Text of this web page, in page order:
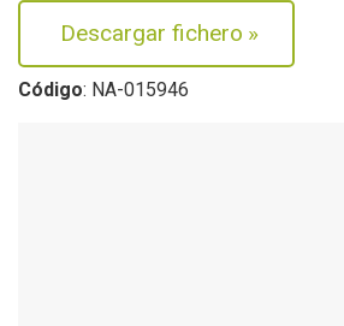
Descargar fichero »
Código: NA-015946